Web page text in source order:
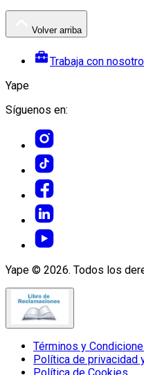
Volver arriba
Trabaja con
Yape
Síguenos en:
Yape © 2026. Todos los
Términos y
Política de privacidad